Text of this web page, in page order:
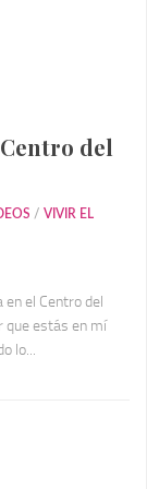
del
/ VIVIR EL
en el Centro del
que estás en mí
lo...